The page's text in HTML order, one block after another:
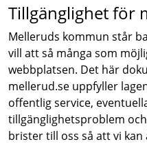
Tillgänglighet för
Melleruds kommun står
vill att så många som
webbplatsen. Det här
mellerud.se uppfyller
offentlig service,
tillgänglighetsproblem
brister till oss så att vi kan